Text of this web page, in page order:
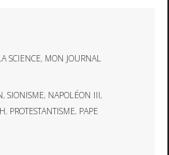
SCIENCE, MON JOURNAL
,SIONISME, NAPOLÉON III,
, PROTESTANTISME, PAPE